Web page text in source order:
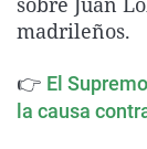
madrileños.
👉 El
la causa